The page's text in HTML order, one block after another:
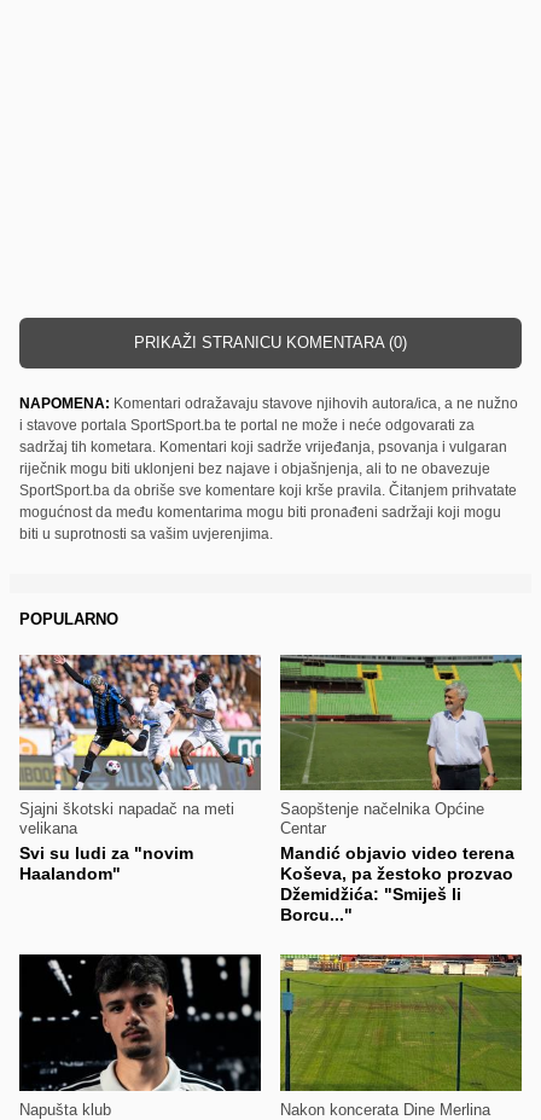
PRIKAŽI STRANICU KOMENTARA (0)
NAPOMENA: Komentari odražavaju stavove njihovih autora/ica, a ne nužno
i stavove portala SportSport.ba te portal ne može i neće odgovarati za
sadržaj tih kometara. Komentari koji sadrže vrijeđanja, psovanja i vulgaran
riječnik mogu biti uklonjeni bez najave i objašnjenja, ali to ne obavezuje
SportSport.ba da obriše sve komentare koji krše pravila. Čitanjem prihvatate
mogućnost da među komentarima mogu biti pronađeni sadržaji koji mogu
biti u suprotnosti sa vašim uvjerenjima.
POPULARNO
Sjajni škotski napadač na meti
velikana
Svi su ludi za "novim
Haalandom"
Saopštenje načelnika Općine
Centar
Mandić objavio video terena
Koševa, pa žestoko prozvao
Džemidžića: "Smiješ li
Borcu..."
Napušta klub Nakon koncerata Dine Merlina